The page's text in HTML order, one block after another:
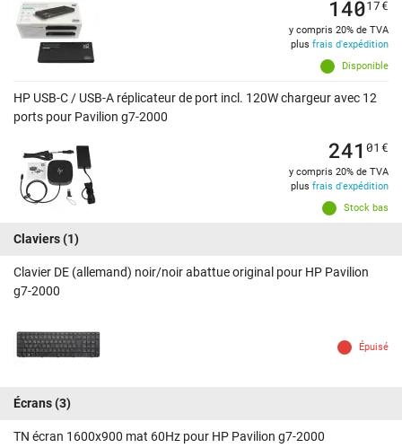
Disponible
14017€
y compris 20% de TVA
plus frais d'expédition
HP USB-C / USB-A réplicateur de port incl. 120W chargeur avec 12
ports pour Pavilion g7-2000
Stock bas
241 01 €
y compris 20% de TVA
plus frais d'expédition
Claviers(1)
Clavier DE (allemand) noir/noir abattue original pour HP Pavilion
g7-2000
Épuisé
Écrans(3)
TN écran 1600x900 mat 60Hz pour HP Pavilion g7-2000